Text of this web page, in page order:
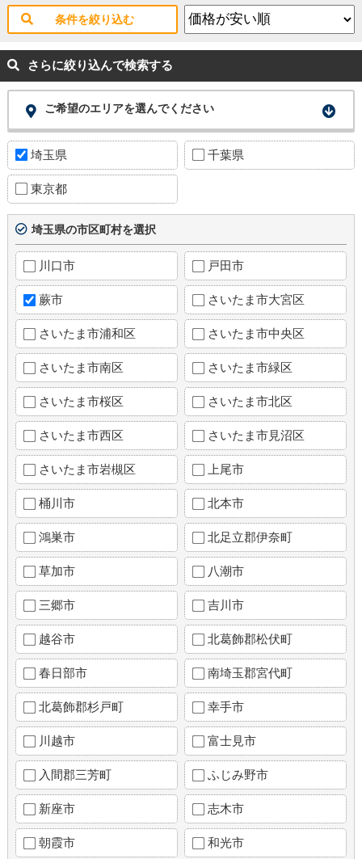
条件を絞り込む
さらに絞り込んで検索する
ご希望のエリアを選んでください
埼玉県 千葉県
東京都
埼玉県の市区町村を選択
川口市 戸田市
蕨市 さいたま市大宮区
さいたま市浦和区 さいたま市中央区
さいたま市南区 さいたま市緑区
さいたま市桜区 さいたま市北区
さいたま市西区 さいたま市見沼区
さいたま市岩槻区 上尾市
桶川市 北本市
鴻巣市 北足立郡伊奈町
草加市 八潮市
三郷市 吉川市
越谷市 北葛飾郡松伏町
春日部市 南埼玉郡宮代町
北葛飾郡杉戸町 幸手市
川越市 富士見市
入間郡三芳町 ふじみ野市
新座市 志木市
朝霞市 和光市